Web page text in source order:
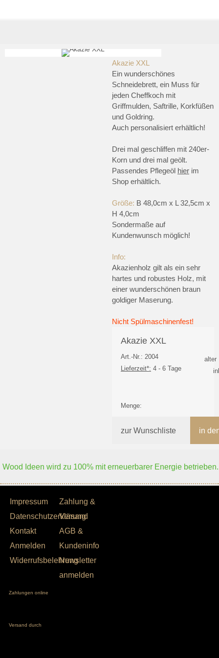
Akazie XXL
Ein wunderschönes
Schneidebrett, ein Muss für
jeden Cheffkoch mit
Griffmulden, Saftrille, Korkfüßen
und Goldring.
Auch personalisiert erhältlich!
Drei mal geschliffen mit 240er-
Korn und drei mal geölt.
Passendes Pflegeöl hier im
Shop erhältlich.
Größe: B 48,0cm x L 32,5cm x
H 4,0cm
Sondermaße auf
Kundenwunsch möglich!
Info:
Akazienholz gilt als ein sehr
hartes und robustes Holz, mit
einer wunderschönen braun
goldiger Maserung.
Nicht Spülmaschinenfest!
Akazie XXL
Art.-Nr.: 2004
Lieferzeit*: 4 - 6 Tage
alter
Menge:
zur Wunschliste in
Wood Ideen wird zu 100% mit erneuerbarer Energie betrieben.
Impressum
Datenschutzerklärung
Kontakt
Anmelden
Widerrufsbelehrung
Zahlung &
Versand
AGB &
Kundeninfo
Newsletter
anmelden
Zahlungen online
Versand durch